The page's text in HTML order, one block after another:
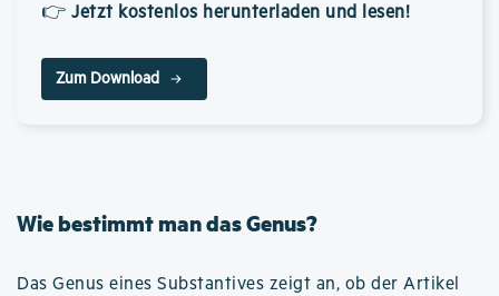
👉 Jetzt kostenlos herunterladen und lesen!
Zum Download
Wie bestimmt man das Genus?
Das Genus eines Substantives zeigt an, ob der Artikel